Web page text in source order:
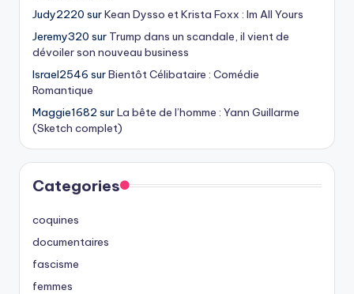
Judy2220 surKean Dysso et Krista Foxx : Im All Yours
Jeremy320 sur Trump dans un scandale, il vient de
dévoiler son nouveau business
Israel2546 surBientôt Célibataire : Comédie
Romantique
Maggie1682 surLa bête de l’homme : Yann Guillarme
(Sketch complet)
Categories
coquines
documentaires
fascisme
femmes